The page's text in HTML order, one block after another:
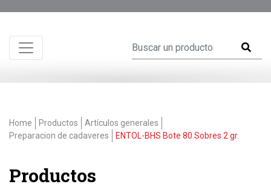
Home Productos
Artículos generales
Preparacion de cadaveres
ENTOL-BHS Bote 80 Sobres 2 gr.
Productos